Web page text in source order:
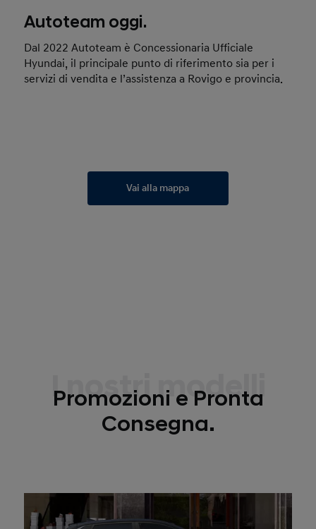
Autoteam oggi.
Dal 2022 Autoteam è Concessionaria Ufficiale
Hyundai, il principale punto di riferimento sia per i
servizi di vendita e l’assistenza a Rovigo e provincia.
Vai alla mappa
I nostri modelli
Promozioni e Pronta
Consegna.